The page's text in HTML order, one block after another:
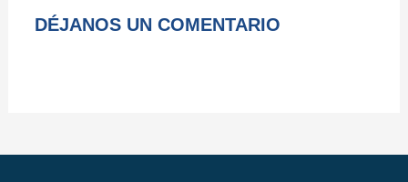
DÉJANOS UN COMENTARIO